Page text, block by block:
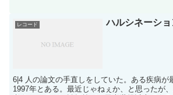
レコード ハルシネーショ
6|4 人の論文の手直しをしていた。ある疾病が
1997年とある。最近じゃねぇか、と思ったが